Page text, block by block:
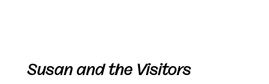
Susan and the Visitors